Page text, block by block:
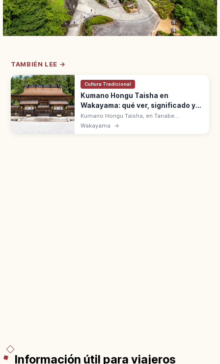
TAMBIÉN LEE →
Cultura Tradicional
Kumano Hongu Taisha en
Wakayama: qué ver, significado y
acceso
Kumano Hongu Taisha, en Tanabe
(Wakayama), es el santuario central de los
Kumano Sanzan. Gran torii de Oyunohara de
Wakayama →
Información útil para viajeros